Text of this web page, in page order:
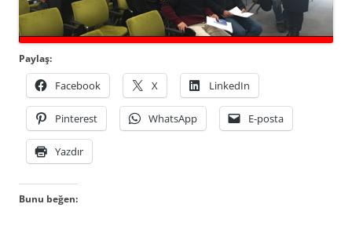
Paylaş:
Facebook X LinkedIn
Pinterest WhatsApp E-posta
Yazdır
Bunu beğen: